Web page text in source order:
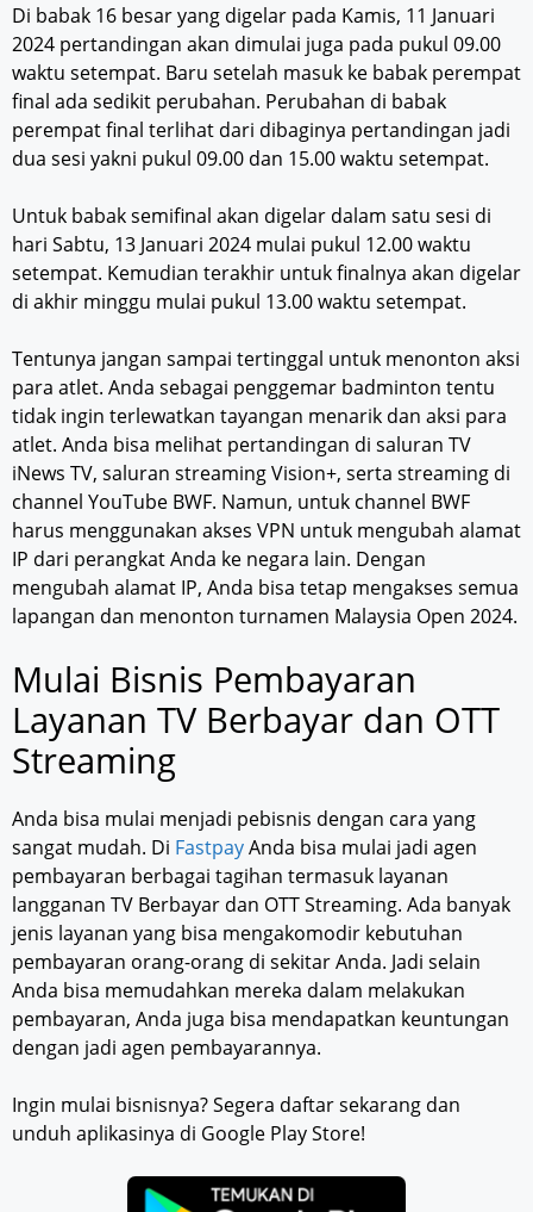
Di babak 16 besar yang digelar pada Kamis, 11 Januari
2024 pertandingan akan dimulai juga pada pukul 09.00
waktu setempat. Baru setelah masuk ke babak perempat
final ada sedikit perubahan. Perubahan di babak
perempat final terlihat dari dibaginya pertandingan jadi
dua sesi yakni pukul 09.00 dan 15.00 waktu setempat.
Untuk babak semifinal akan digelar dalam satu sesi di
hari Sabtu, 13 Januari 2024 mulai pukul 12.00 waktu
setempat. Kemudian terakhir untuk finalnya akan digelar
di akhir minggu mulai pukul 13.00 waktu setempat.
Tentunya jangan sampai tertinggal untuk menonton aksi
para atlet. Anda sebagai penggemar badminton tentu
tidak ingin terlewatkan tayangan menarik dan aksi para
atlet. Anda bisa melihat pertandingan di saluran TV
iNews TV, saluran streaming Vision+, serta streaming di
channel YouTube BWF. Namun, untuk channel BWF
harus menggunakan akses VPN untuk mengubah alamat
IP dari perangkat Anda ke negara lain. Dengan
mengubah alamat IP, Anda bisa tetap mengakses semua
lapangan dan menonton turnamen Malaysia Open 2024.
Mulai Bisnis Pembayaran
Layanan TV Berbayar dan OTT
Streaming
Anda bisa mulai menjadi pebisnis dengan cara yang
sangat mudah. Di FastpayAnda bisa mulai jadi agen
pembayaran berbagai tagihan termasuk layanan
langganan TV Berbayar dan OTT Streaming. Ada banyak
jenis layanan yang bisa mengakomodir kebutuhan
pembayaran orang-orang di sekitar Anda. Jadi selain
Anda bisa memudahkan mereka dalam melakukan
pembayaran, Anda juga bisa mendapatkan keuntungan
dengan jadi agen pembayarannya.
Ingin mulai bisnisnya? Segera daftar sekarang dan
unduh aplikasinya di Google Play Store!